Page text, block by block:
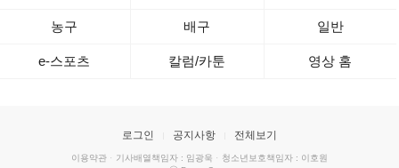
농구 배구 일반
e-스포츠 칼럼/카툰 영상 홈
로그인 공지사항 전체보기
이용약관 · 기사배열책임자 : 임광욱 · 청소년보호책임자 : 이호원